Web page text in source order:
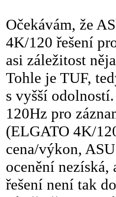
Očekávám, že
4K/120 řešení
asi záležitost
Tohle je TUF,
s vyšší
120Hz pro
(ELGATO 4K/
cena/výkon,
ocenění
řešení není tak